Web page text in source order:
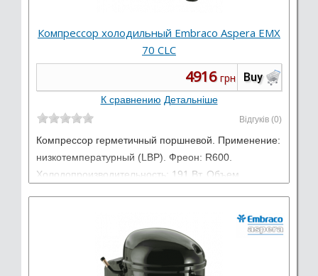
Компрессор холодильный Embraco Aspera EMX
70 CLC
Buy
4916 грн
К сравнению Детальніше
Відгуків (0)
Компрессор герметичный поршневой. Применение:
низкотемпературный (LBP). Фреон: R600.
Холодопроизводительность: 191 Вт. Объем
Embraco Aspera
Тип: Низкотемпературные LBP
Работает на: R600